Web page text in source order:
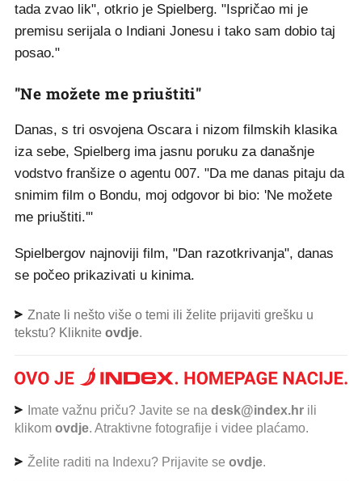
tada zvao lik", otkrio je Spielberg. "Ispričao mi je
premisu serijala o Indiani Jonesu i tako sam dobio taj
posao."
"Ne možete me priuštiti"
Danas, s tri osvojena Oscara i nizom filmskih klasika
iza sebe, Spielberg ima jasnu poruku za današnje
vodstvo franšize o agentu 007. "Da me danas pitaju da
snimim film o Bondu, moj odgovor bi bio: 'Ne možete
me priuštiti.'"
Spielbergov najnoviji film, "Dan razotkrivanja", danas
se počeo prikazivati u kinima.
Znate li nešto više o temi ili želite prijaviti grešku u
tekstu? Kliknite ovdje.
Imate važnu priču? Javite se na desk@index.hr ili
klikom ovdje. Atraktivne fotografije i videe plaćamo.
Želite raditi na Indexu? Prijavite se ovdje.